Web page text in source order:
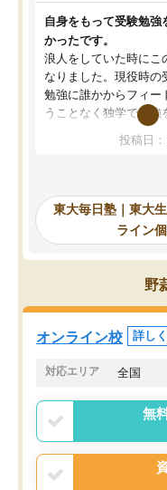
自身をもって受験勉強
かったです。
浪人をしていた時にこ
なりました。現役時の
勉強に誰かからフィー
うことなく独学で勉強
入試本番に地歴の学習
合格となってしまい
東大毎日塾にたどり着
の長期計画や日々の勉
いて客観的なアドバイ
ので、自信をもって受
ことができました。自
のやり方や進捗管理で
には特におすすめした
投稿日
東大毎日塾｜東大
ライン
野
オンライン校 詳し
対応エリア 全国
無